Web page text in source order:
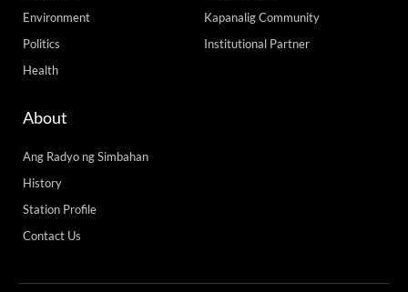
Environment
Politics
Health
Kapanalig Community
Institutional Partner
About
Ang Radyo ng Simbahan
History
Station Profile
Contact Us